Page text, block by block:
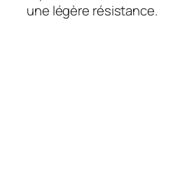
une légère résistance.